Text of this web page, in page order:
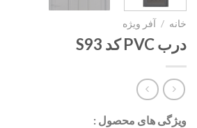
خانه / آفر ویژه
درب PVC کد S93
ویژگی های محصول :